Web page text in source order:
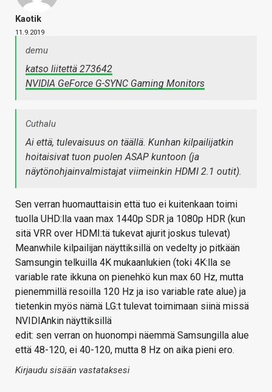
Kaotik
11.9.2019
demu
katso liitettä 273642
NVIDIA GeForce G-SYNC Gaming Monitors
Cuthalu
Ai että, tulevaisuus on täällä. Kunhan kilpailijatkin
hoitaisivat tuon puolen ASAP kuntoon (ja
näytönohjainvalmistajat viimeinkin HDMI 2.1 outit).
Sen verran huomauttaisin että tuo ei kuitenkaan toimi
tuolla UHD:lla vaan max 1440p SDR ja 1080p HDR (kun
sitä VRR over HDMI:tä tukevat ajurit joskus tulevat)
Meanwhile kilpailijan näyttiksillä on vedelty jo pitkään
Samsungin telkuilla 4K mukaanlukien (toki 4K:lla se
variable rate ikkuna on pienehkö kun max 60 Hz, mutta
pienemmillä resoilla 120 Hz ja iso variable rate alue) ja
tietenkin myös nämä LG:t tulevat toimimaan siinä missä
NVIDIAnkin näyttiksillä
edit: sen verran on huonompi näemmä Samsungilla alue
että 48-120, ei 40-120, mutta 8 Hz on aika pieni ero.
Kirjaudu sisään vastataksesi